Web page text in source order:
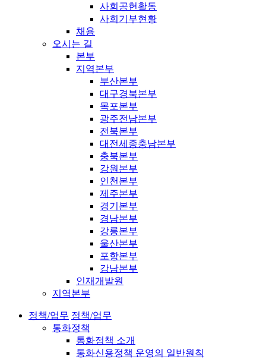
사회공헌활동
사회기부현황
채용
오시는 길
본부
지역본부
부산본부
대구경북본부
목포본부
광주전남본부
전북본부
대전세종충남본부
충북본부
강원본부
인천본부
제주본부
경기본부
경남본부
강릉본부
울산본부
포항본부
강남본부
인재개발원
지역본부
정책/업무 정책/업무
통화정책
통화정책 소개
통화신용정책 운영의 일반원칙